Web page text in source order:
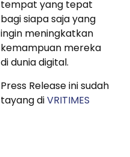
tempat yang tepat
bagi siapa saja yang
ingin meningkatkan
kemampuan mereka
di dunia digital.
Press Release ini sudah
tayang diVRITIMES